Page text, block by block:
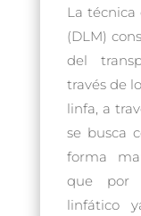
La técnica
(DLM)
del
través de
linfa, a
se busca
forma
que por
linfático